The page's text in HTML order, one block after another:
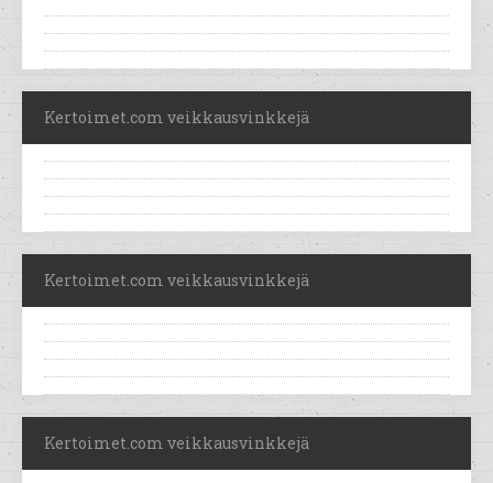
Kertoimet.com veikkausvinkkejä
Kertoimet.com veikkausvinkkejä
Kertoimet.com veikkausvinkkejä